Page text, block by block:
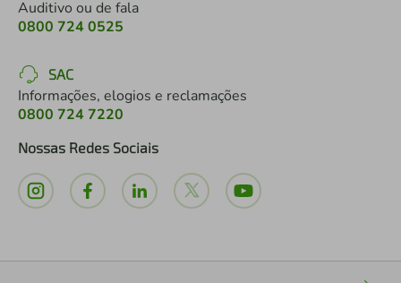
Auditivo ou de fala
0800 724 0525
SAC
Informações, elogios e reclamações
0800 724 7220
Nossas Redes Sociais